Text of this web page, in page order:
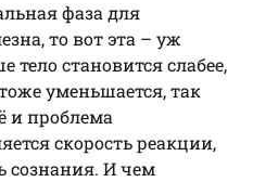
фаза для
то вот эта – уж
становится слабее,
уменьшается, так
и проблема
скорость реакции,
сознания. И чем